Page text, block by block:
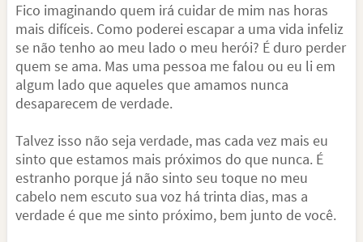
Fico imaginando quem irá cuidar de mim nas horas
mais difíceis. Como poderei escapar a uma vida infeliz
se não tenho ao meu lado o meu herói? É duro perder
quem se ama. Mas uma pessoa me falou ou eu li em
algum lado que aqueles que amamos nunca
desaparecem de verdade.
Talvez isso não seja verdade, mas cada vez mais eu
sinto que estamos mais próximos do que nunca. É
estranho porque já não sinto seu toque no meu
cabelo nem escuto sua voz há trinta dias, mas a
verdade é que me sinto próximo, bem junto de você.